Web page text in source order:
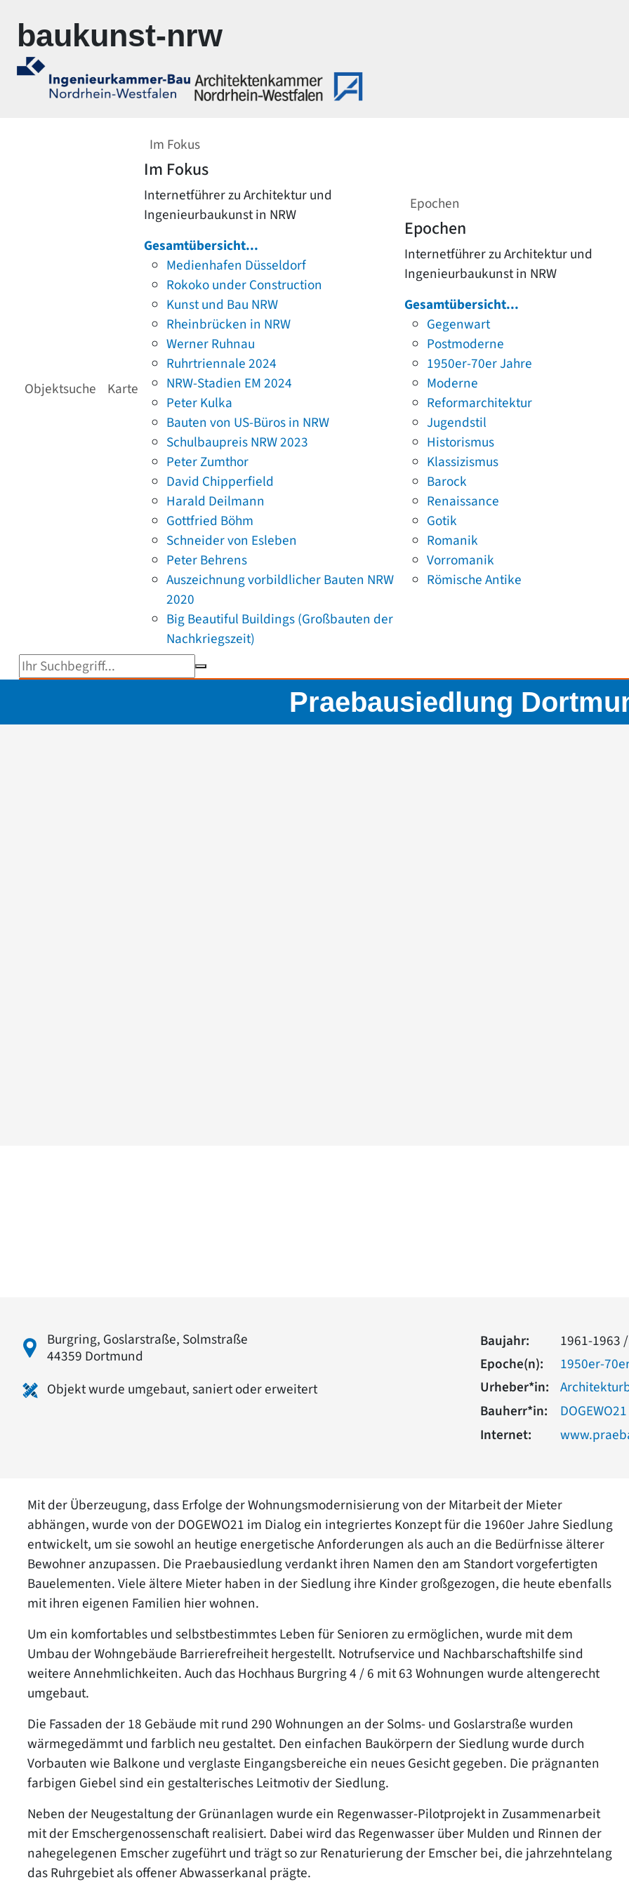
baukunst-nrw
Objektsuche Karte
Im Fokus
Im Fokus
Internetführer zu Architektur und
Ingenieurbaukunst in NRW
Gesamtübersicht...
Medienhafen Düsseldorf
Rokoko under Construction
Kunst und Bau NRW
Rheinbrücken in NRW
Werner Ruhnau
Ruhrtriennale 2024
NRW-Stadien EM 2024
Peter Kulka
Bauten von US-Büros in NRW
Schulbaupreis NRW 2023
Peter Zumthor
David Chipperfield
Harald Deilmann
Gottfried Böhm
Schneider von Esleben
Peter Behrens
Auszeichnung vorbildlicher Bauten NRW
2020
Big Beautiful Buildings (Großbauten der
Nachkriegszeit)
Epochen
Epochen
Internetführer zu Architektur und
Ingenieurbaukunst in NRW
Gesamtübersicht...
Gegenwart
Postmoderne
1950er-70er Jahre
Moderne
Reformarchitektur
Jugendstil
Historismus
Klassizismus
Barock
Renaissance
Gotik
Romanik
Vorromanik
Römische Antike
Suchbegriff eingeben
Praebausiedlung
Burgring, Goslarstraße, Solmstraße
44359 Dortmund
Objekt wurde umgebaut, saniert oder erweitert
Baujahr:
1961-1963
Epoche(n):
1950er-
Urheber*in:
Bauherr*in:
DOGEWO21
Internet:
Mit der Überzeugung, dass Erfolge der Wohnungsmodernisierung von der Mitarbeit der Mieter
abhängen, wurde von der DOGEWO21 im Dialog ein integriertes Konzept für die 1960er Jahre Siedlung
entwickelt, um sie sowohl an heutige energetische Anforderungen als auch an die Bedürfnisse älterer
Bewohner anzupassen. Die Praebausiedlung verdankt ihren Namen den am Standort vorgefertigten
Bauelementen. Viele ältere Mieter haben in der Siedlung ihre Kinder großgezogen, die heute ebenfalls
mit ihren eigenen Familien hier wohnen.
Um ein komfortables und selbstbestimmtes Leben für Senioren zu ermöglichen, wurde mit dem
Umbau der Wohngebäude Barrierefreiheit hergestellt. Notrufservice und Nachbarschaftshilfe sind
weitere Annehmlichkeiten. Auch das Hochhaus Burgring 4 / 6 mit 63 Wohnungen wurde altengerecht
umgebaut.
Die Fassaden der 18 Gebäude mit rund 290 Wohnungen an der Solms- und Goslarstraße wurden
wärmegedämmt und farblich neu gestaltet. Den einfachen Baukörpern der Siedlung wurde durch
Vorbauten wie Balkone und verglaste Eingangsbereiche ein neues Gesicht gegeben. Die prägnanten
farbigen Giebel sind ein gestalterisches Leitmotiv der Siedlung.
Neben der Neugestaltung der Grünanlagen wurde ein Regenwasser-Pilotprojekt in Zusammenarbeit
mit der Emschergenossenschaft realisiert. Dabei wird das Regenwasser über Mulden und Rinnen der
nahegelegenen Emscher zugeführt und trägt so zur Renaturierung der Emscher bei, die jahrzehntelang
das Ruhrgebiet als offener Abwasserkanal prägte.